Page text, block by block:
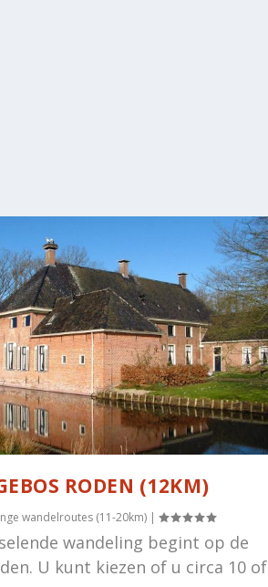
RODEN (12KM)
wandelroutes (11-20km)|
wandeling begint op de
U kunt kiezen of u circa 10 of